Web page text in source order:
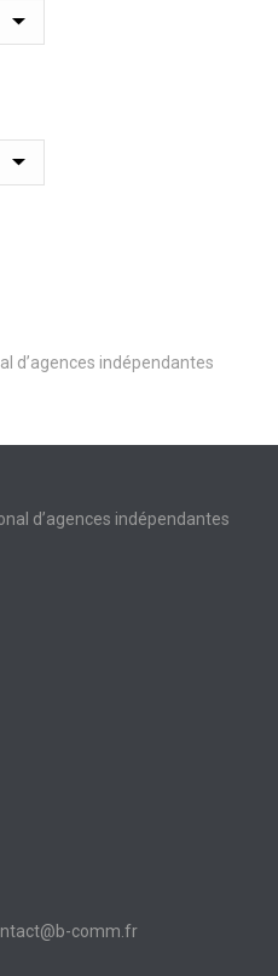
d’agences indépendantes
d’agences indépendantes
comm.fr